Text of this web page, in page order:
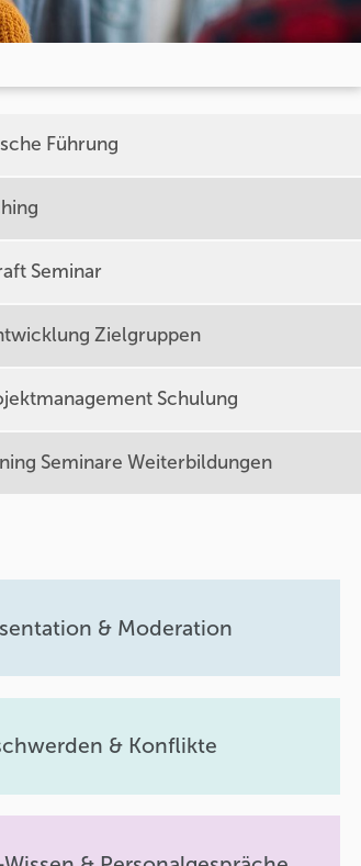
Führung
Seminar
Zielgruppen
Schulung
Seminare Weiterbildungen
& Moderation
& Konflikte